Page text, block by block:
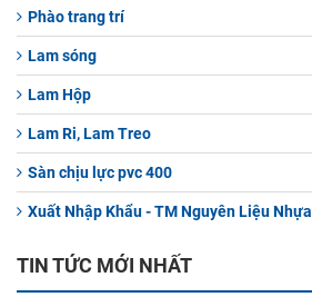
Phào trang trí
Lam sóng
Lam Hộp
Lam Ri, Lam Treo
Sàn chịu lực pvc 400
Xuất Nhập Khẩu - TM Nguyên Liệu Nhựa
TIN TỨC MỚI NHẤT